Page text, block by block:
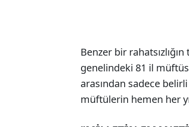
Benzer bir
genelindeki 81 il
arasından sadece belirli
müftülerin hemen her